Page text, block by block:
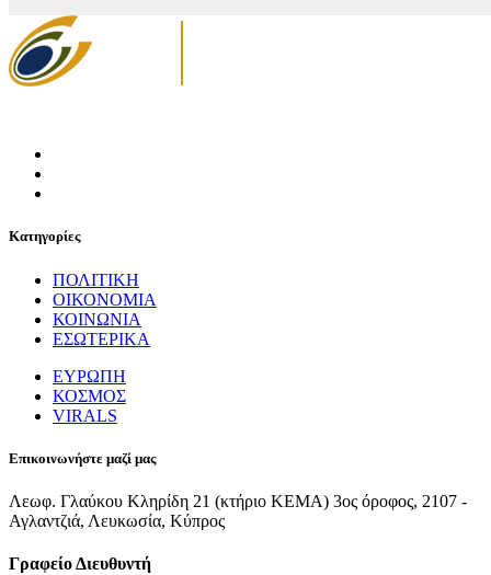
Κατηγορίες
ΠΟΛΙΤΙΚΗ
ΟΙΚΟΝΟΜΙΑ
ΚΟΙΝΩΝΙΑ
ΕΣΩΤΕΡΙΚΑ
ΕΥΡΩΠΗ
ΚΟΣΜΟΣ
VIRALS
Επικοινωνήστε μαζί μας
Λεωφ. Γλαύκου Κληρίδη 21 (κτήριο ΚΕΜΑ) 3ος όροφος, 2107 -
Αγλαντζιά, Λευκωσία, Κύπρος
Γραφείο Διευθυντή